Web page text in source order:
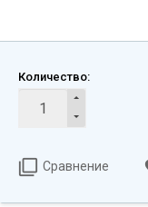
Количество:
Сравнение